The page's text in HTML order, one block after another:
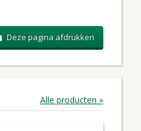
Deze pagina afdrukken
Alle producten »